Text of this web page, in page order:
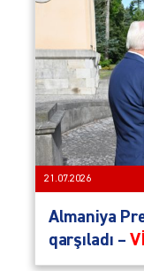
21.07.2026
Almaniya
qarşıladı –